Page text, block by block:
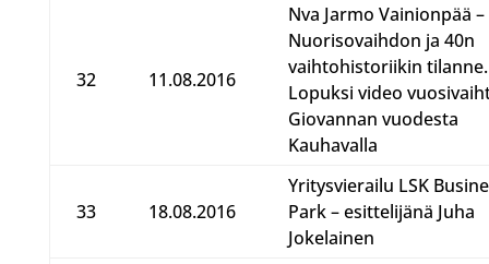
32 11.08.2016
Nva Jarmo Vainionpää –
Nuorisovaihdon ja 40n
vaihtohistoriikin tilanne.
Lopuksi video
Giovannan vuodesta
Kauhavalla
33 18.08.2016
Yritysvierailu LSK
Park – esittelijänä Juha
Jokelainen